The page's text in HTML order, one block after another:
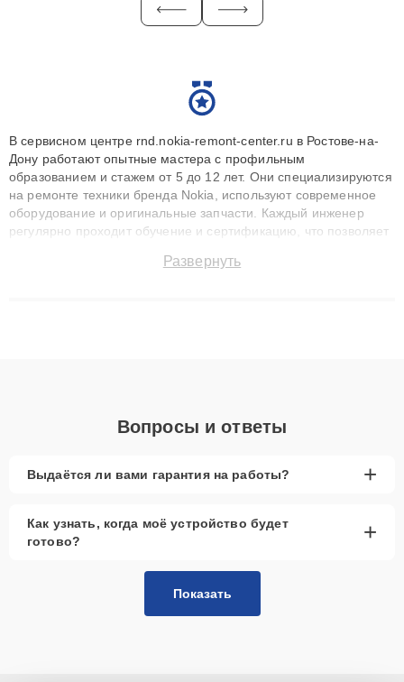
В сервисном центре rnd.nokia-remont-center.ru в Ростове-на-
Дону работают опытные мастера с профильным
образованием и стажем от 5 до 12 лет. Они специализируются
на ремонте техники бренда Nokia, используют современное
оборудование и оригинальные запчасти. Каждый инженер
регулярно проходит обучение и сертификацию, что позволяет
технику с сохранением гарантии до 3 лет. Наши мастера
Развернуть
Вопросы и ответы
Выдаётся ли вами гарантия на работы? +
Как узнать, когда моё устройство будет
готово?
+
Показать